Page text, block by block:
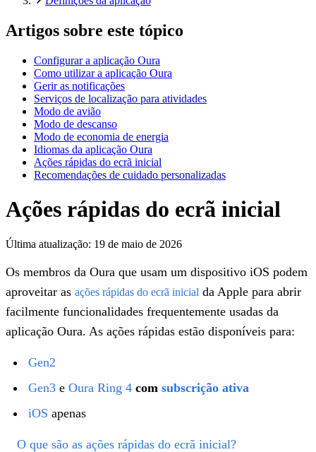
Artigos sobre este tópico
Configurar a aplicação Oura
Como utilizar a aplicação Oura
Gerir as notificações
Serviços de localização para atividades
Modo de avião
Modo de descanso
Modo de economia de energia
Idiomas da aplicação Oura
Ações rápidas do ecrã inicial
Recomendações de cuidado personalizadas
Ações rápidas do ecrã inicial
Última atualização: 19 de maio de 2026
Os membros da Oura que usam um dispositivo iOS podem
aproveitar as ações rápidas do ecrã inicial da Apple para abrir
facilmente funcionalidades frequentemente usadas da
aplicação Oura. As ações rápidas estão disponíveis para:
Gen2
Gen3 e Oura Ring 4 com subscrição ativa
iOS apenas
O que são as ações rápidas do ecrã inicial?